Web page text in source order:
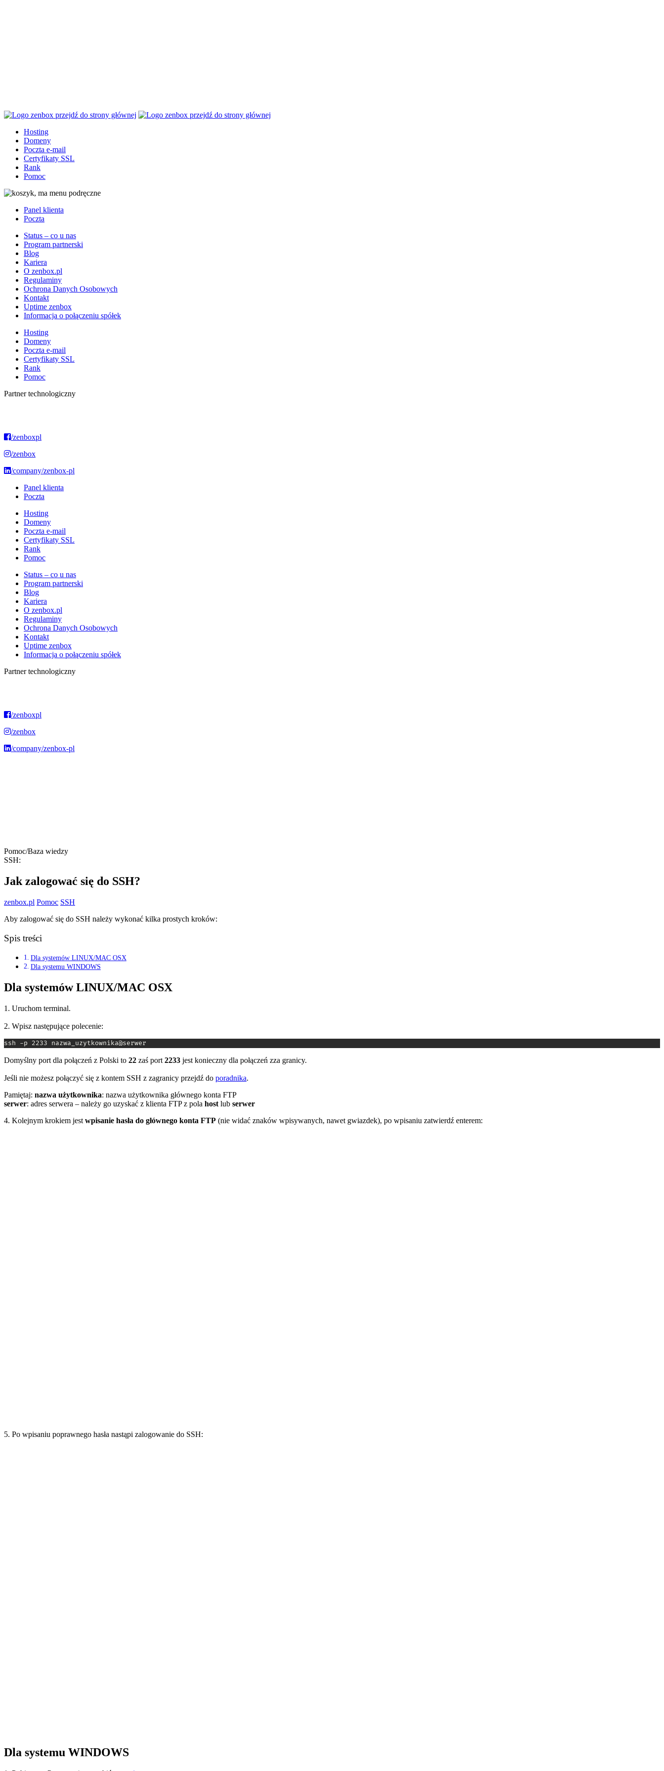
Hosting
Domeny
Poczta e-mail
Certyfikaty SSL
Rank
Pomoc
Panel klienta
Poczta
Status – co u nas
Program partnerski
Blog
Kariera
O zenbox.pl
Regulaminy
Ochrona Danych Osobowych
Kontakt
Uptime zenbox
Informacja o połączeniu spółek
Hosting
Domeny
Poczta e-mail
Certyfikaty SSL
Rank
Pomoc
Partner technologiczny
/zenboxpl
/zenbox
/company/zenbox-pl
Panel klienta
Poczta
Hosting
Domeny
Poczta e-mail
Certyfikaty SSL
Rank
Pomoc
Status – co u nas
Program partnerski
Blog
Kariera
O zenbox.pl
Regulaminy
Ochrona Danych Osobowych
Kontakt
Uptime zenbox
Informacja o połączeniu spółek
Partner technologiczny
/zenboxpl
/zenbox
/company/zenbox-pl
Pomoc/Baza wiedzy
SSH:
Jak zalogować się do SSH?
zenbox.pl Pomoc SSH
Aby zalogować się do SSH należy wykonać kilka prostych kroków:
Spis treści
Dla systemów LINUX/MAC OSX
Dla systemu WINDOWS
Dla systemów LINUX/MAC OSX
1. Uruchom terminal.
2. Wpisz następujące polecenie:
ssh -p 2233 nazwa_uzytkownika@serwer
Domyślny port dla połączeń z Polski to 22 zaś port 2233 jest konieczny dla połączeń zza granicy.
Jeśli nie możesz połączyć się z kontem SSH z zagranicy przejdź do poradnika.
Pamiętaj: nazwa użytkownika: nazwa użytkownika głównego konta FTP
serwer: adres serwera – należy go uzyskać z klienta FTP z pola host lub serwer
4. Kolejnym krokiem jest wpisanie hasła do głównego konta FTP (nie widać znaków wpisywanych, nawet gwiazdek), po wpisaniu zatwierdź enterem:
5. Po wpisaniu poprawnego hasła nastąpi zalogowanie do SSH:
Dla systemu WINDOWS